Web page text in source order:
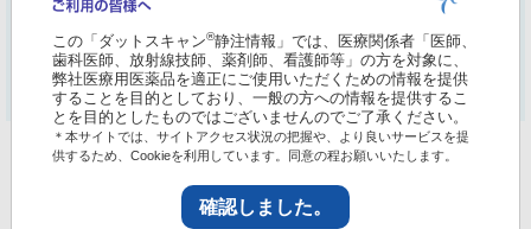
全体的にびまん性の軽度萎縮があるが、海馬の萎縮は強くない。
静注(DaTSCAN) X-5カ月
この「ダットスキャン®静注情報」では、医療関係者「医師、
歯科医師、放射線技師、薬剤師、看護師等」の方を対象に、
弊社医療用医薬品を適正にご使用いただくための情報を提供
することを目的としており、一般の方への情報を提供するこ
とを目的としたものではございませんのでご了承ください。
＊本サイトでは、サイトアクセス状況の把握や、より良いサービスを提
供するため、Cookieを利用しています。同意の程お願いいたします。
確認しました。